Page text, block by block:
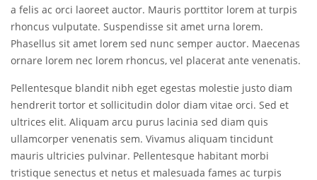
a felis ac orci laoreet auctor. Mauris porttitor lorem at turpis
rhoncus vulputate. Suspendisse sit amet urna lorem.
Phasellus sit amet lorem sed nunc semper auctor. Maecenas
ornare lorem nec lorem rhoncus, vel placerat ante venenatis.
Pellentesque blandit nibh eget egestas molestie justo diam
hendrerit tortor et sollicitudin dolor diam vitae orci. Sed et
ultrices elit. Aliquam arcu purus lacinia sed diam quis
ullamcorper venenatis sem. Vivamus aliquam tincidunt
mauris ultricies pulvinar. Pellentesque habitant morbi
tristique senectus et netus et malesuada fames ac turpis